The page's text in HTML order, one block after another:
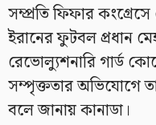
সম্প্রতি ফিফার
ইরানের ফুটবল প্রধান
রেভোল্যুশনারি গার্ড
সম্পৃক্ততার অভিযোগে
বলে জানায় কানাডা।